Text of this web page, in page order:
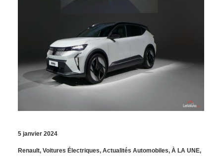
5 janvier 2024
Renault, Voitures Électriques, Actualités Automobiles, À LA UNE,